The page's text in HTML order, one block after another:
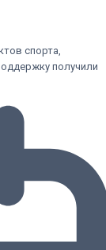
спорта,
получили